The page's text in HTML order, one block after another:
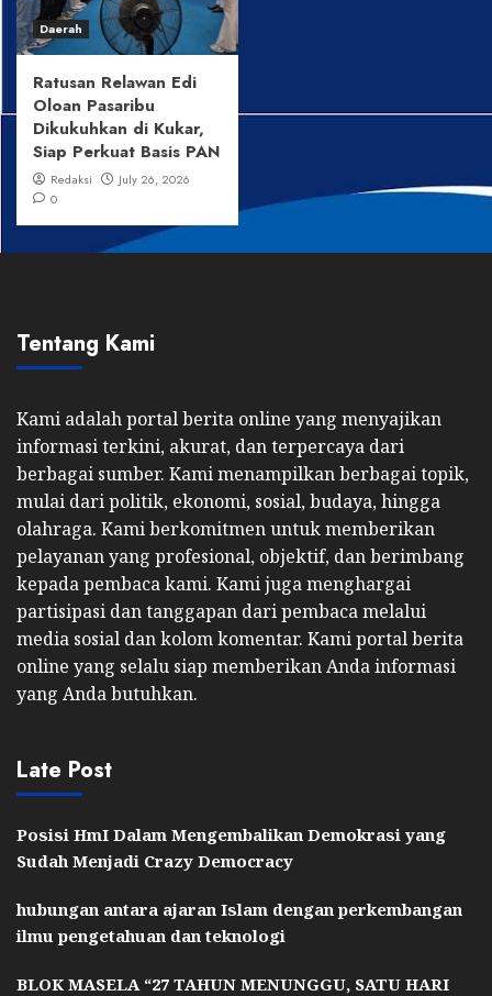
Daerah
Ratusan Relawan Edi
Oloan Pasaribu
Dikukuhkan di Kukar,
Siap Perkuat Basis PAN
Redaksi
July 26, 2026
0
Tentang Kami
Kami adalah portal berita online yang menyajikan
informasi terkini, akurat, dan terpercaya dari
berbagai sumber. Kami menampilkan berbagai topik,
mulai dari politik, ekonomi, sosial, budaya, hingga
olahraga. Kami berkomitmen untuk memberikan
pelayanan yang profesional, objektif, dan berimbang
kepada pembaca kami. Kami juga menghargai
partisipasi dan tanggapan dari pembaca melalui
media sosial dan kolom komentar. Kami portal berita
online yang selalu siap memberikan Anda informasi
yang Anda butuhkan.
Late Post
Posisi HmI Dalam Mengembalikan Demokrasi yang
Sudah Menjadi Crazy Democracy
hubungan antara ajaran Islam dengan perkembangan
ilmu pengetahuan dan teknologi
BLOK MASELA “27 TAHUN MENUNGGU, SATU HARI